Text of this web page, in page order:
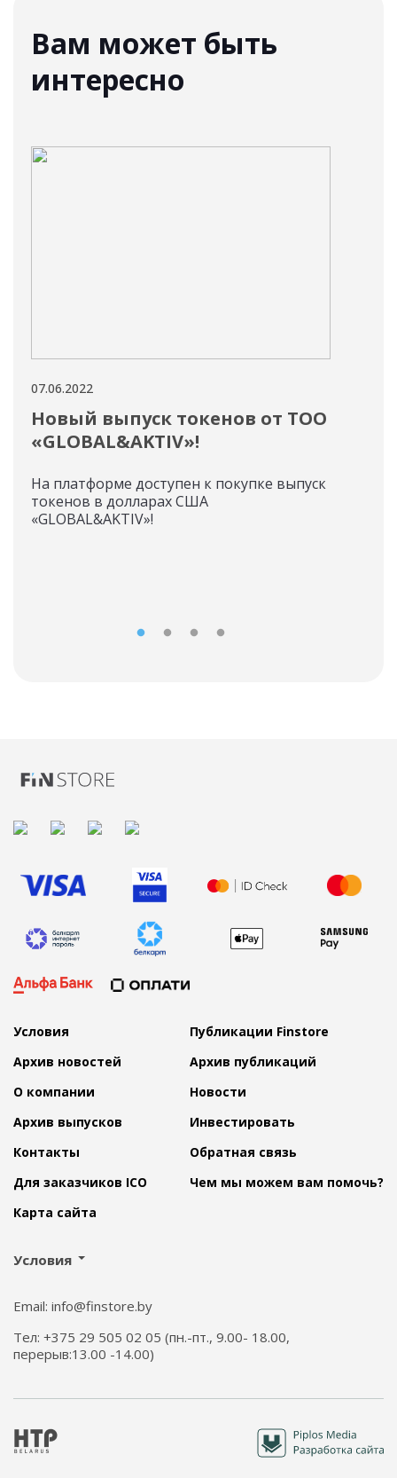
Вам может быть
интересно
07.06.2022
Новый выпуск токенов от ТОО
«GLOBAL&AKTIV»!
На платформе доступен к покупке выпуск
токенов в долларах США
«GLOBAL&AKTIV»!
Условия
Публикации Finstore
Архив новостей
Архив публикаций
О компании
Новости
Архив выпусков
Инвестировать
Контакты
Обратная связь
Для заказчиков ICO
Чем мы можем вам помочь?
Карта сайта
Условия
Email: info@finstore.by
Тел: +375 29 505 02 05 (пн.-пт., 9.00- 18.00,
перерыв:13.00 -14.00)